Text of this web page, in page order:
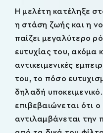
Η μελέτη κατέληξε
η στάση ζωής και η
παίζει μεγαλύτερο
ευτυχίας του, ακόμα
αντικειμενικές
του, το πόσο
δηλαδή
επιβεβαιώνεται ότι
αντιλαμβάνεται την